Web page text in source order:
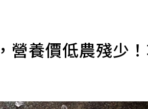
營養價低農殘少